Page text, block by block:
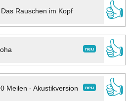
Das Rauschen im Kopf
👍
neu
👍
neu
Meilen - Akustikversion
👍